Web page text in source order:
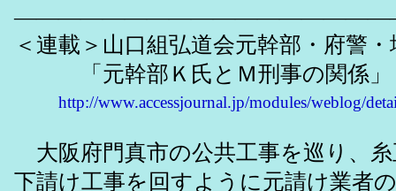
＜連載＞山口組弘道会元幹部・府警
「元幹部Ｋ氏とＭ刑事の関係」
http://www.accessjournal.jp/modules/weblog/
大阪府門真市の公共工事を巡り、
下請け工事を回すように元請け業者